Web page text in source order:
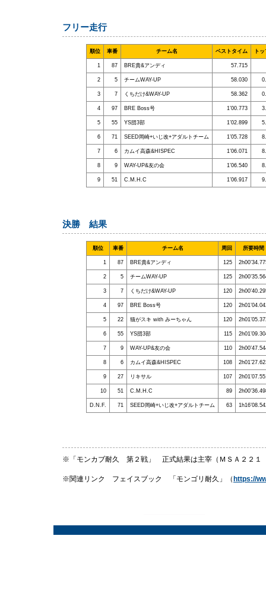
フリー走行
順位 車番 チーム名 ベストタイム ト
1 87 BRE貴&アンディ 57.715
2 5 チームWAY-UP 58.030
3 7 くちだけ&WAY-UP 58.362
4 97 BRE Boss号 1’00.773
5 55 YS団3部 1’02.899
6 71 SEED岡崎+いじ改+アダルトチーム 1’05.728
7 6 カムイ高森&HISPEC 1’06.071
8 9 WAY-UP&友の会 1’06.540
9 51 C.M.H.C 1’06.917
決勝 結果
順位 車番 チーム名 周回 所要時間
1 87 BRE貴&アンディ 125
2 5 チームWAY-UP 125
3 7 くちだけ&WAY-UP 120
4 97 BRE Boss号 120
5 22 猫がスキ with みーちゃん 120
6 55 YS団3部 115
7 9 WAY-UP&友の会 110
8 6 カムイ高森&HISPEC 108
9 27 リキサル 107
10 51 C.M.H.C 89
D.N.F. 71 SEED岡崎+いじ改+アダルトチーム 63
※「モンカブ耐久 第２戦」 正式結果は主宰（ＭＳＡ２
※関連リンク フェイスブック 「モンゴリ耐久」（ https://